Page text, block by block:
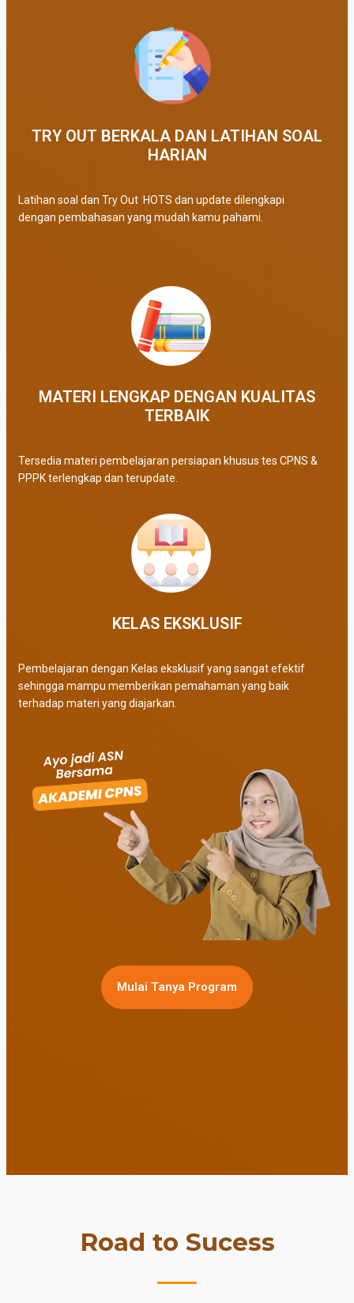
TRY OUT BERKALA DAN LATIHAN SOAL
HARIAN
Latihan soal dan Try Out HOTS dan update dilengkapi
dengan pembahasan yang mudah kamu pahami.
MATERI LENGKAP DENGAN KUALITAS
TERBAIK​
Tersedia materi pembelajaran persiapan khusus tes CPNS &
PPPK terlengkap dan terupdate.
KELAS EKSKLUSIF​
Pembelajaran dengan Kelas eksklusif yang sangat efektif
sehingga mampu memberikan pemahaman yang baik
terhadap materi yang diajarkan.
Mulai Tanya Program
Road to Sucess